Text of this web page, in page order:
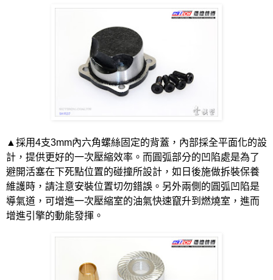
▲採用4支3mm內六角螺絲固定的背蓋，內部採全平面化的設
計，提供更好的一次壓縮效率。而圓弧部分的凹陷處是為了
避開活塞在下死點位置的碰撞所設計，如日後施做拆裝保養
維護時，請注意安裝位置切勿錯誤。另外兩側的圓弧凹陷是
導氣道，可增進一次壓縮室的油氣快速竄升到燃燒室，進而
增進引擎的動能發揮。